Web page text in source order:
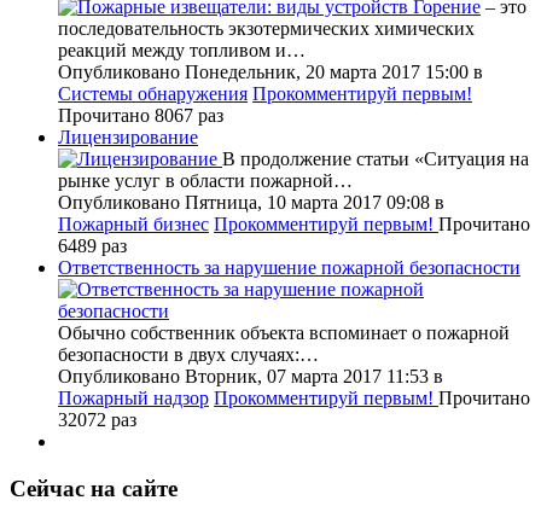
Горение – это
последовательность экзотермических химических
реакций между топливом и…
Опубликовано Понедельник, 20 марта 2017 15:00 в
Системы обнаружения Прокомментируй первым!
Прочитано 8067 раз
Лицензирование
В продолжение статьи «Ситуация на
рынке услуг в области пожарной…
Опубликовано Пятница, 10 марта 2017 09:08 в
Пожарный бизнес Прокомментируй первым! Прочитано
6489 раз
Ответственность за нарушение пожарной безопасности
Обычно собственник объекта вспоминает о пожарной
безопасности в двух случаях:…
Опубликовано Вторник, 07 марта 2017 11:53 в
Пожарный надзор Прокомментируй первым! Прочитано
32072 раз
Сейчас на сайте